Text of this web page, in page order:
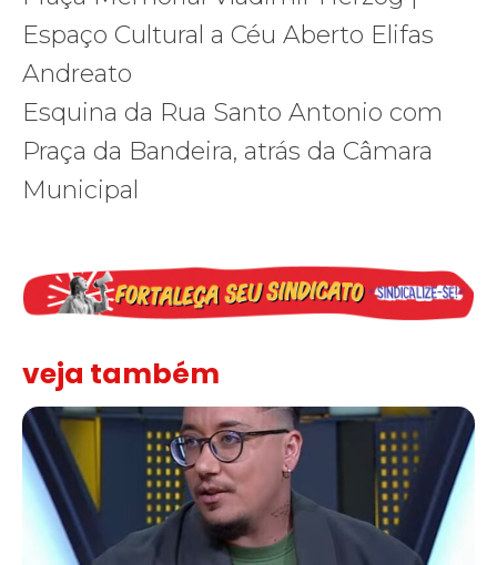
Espaço Cultural a Céu Aberto Elifas
Andreato
Esquina da Rua Santo Antonio com
Praça da Bandeira, atrás da Câmara
Municipal
veja também
Solidariedade ao jornalista Caê Vasconcelos e repúdio aos